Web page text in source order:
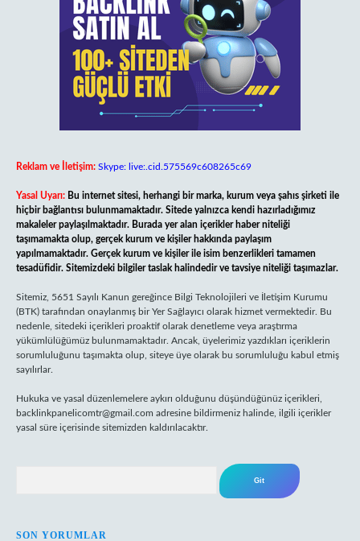
Reklam ve İletişim: Skype: live:.cid.575569c608265c69
Yasal Uyarı: Bu internet sitesi, herhangi bir marka, kurum veya şahıs şirketi ile
hiçbir bağlantısı bulunmamaktadır. Sitede yalnızca kendi hazırladığımız
makaleler paylaşılmaktadır. Burada yer alan içerikler haber niteliği
taşımamakta olup, gerçek kurum ve kişiler hakkında paylaşım
yapılmamaktadır. Gerçek kurum ve kişiler ile isim benzerlikleri tamamen
tesadüfidir. Sitemizdeki bilgiler taslak halindedir ve tavsiye niteliği taşımazlar.
Sitemiz, 5651 Sayılı Kanun gereğince Bilgi Teknolojileri ve İletişim Kurumu
(BTK) tarafından onaylanmış bir Yer Sağlayıcı olarak hizmet vermektedir. Bu
nedenle, sitedeki içerikleri proaktif olarak denetleme veya araştırma
yükümlülüğümüz bulunmamaktadır. Ancak, üyelerimiz yazdıkları içeriklerin
sorumluluğunu taşımakta olup, siteye üye olarak bu sorumluluğu kabul etmiş
sayılırlar.
Hukuka ve yasal düzenlemelere aykırı olduğunu düşündüğünüz içerikleri,
backlinkpanelicomtr@gmail.com adresine bildirmeniz halinde, ilgili içerikler
yasal süre içerisinde sitemizden kaldırılacaktır.
SON YORUMLAR